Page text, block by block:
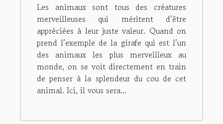
Les animaux sont tous des créatures
merveilleuses qui méritent d’être
appréciées à leur juste valeur. Quand on
prend l’exemple de la girafe qui est l’un
des animaux les plus merveilleux au
monde, on se voit directement en train
de penser à la splendeur du cou de cet
animal. Ici, il vous sera...